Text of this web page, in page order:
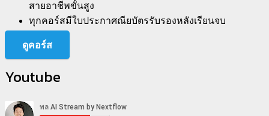
สายอาชีพขั้นสูง
ทุกคอร์สมีใบประกาศณียบัตรรับรองหลังเรียนจบ
ดูคอร์ส
Youtube